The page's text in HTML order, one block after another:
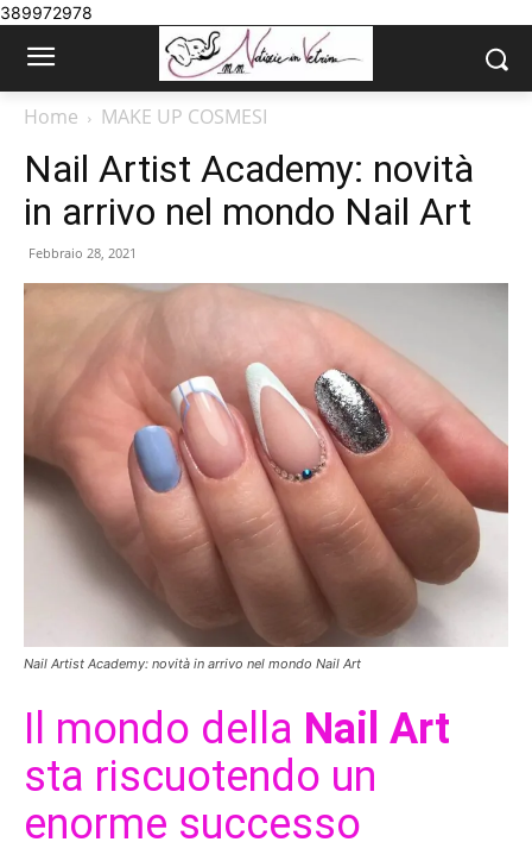
389972978
Home MAKE UP COSMESI
Nail Artist Academy: novità
in arrivo nel mondo Nail Art
Febbraio 28, 2021
Nail Artist Academy: novità in arrivo nel mondo Nail Art
Il mondo della Nail Art
sta riscuotendo un
enorme successo